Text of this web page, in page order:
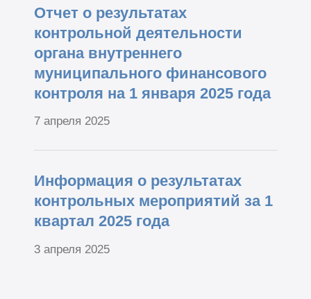
Отчет о результатах
контрольной деятельности
органа внутреннего
муниципального финансового
контроля на 1 января 2025 года
7 апреля 2025
Информация о результатах
контрольных мероприятий за 1
квартал 2025 года
3 апреля 2025